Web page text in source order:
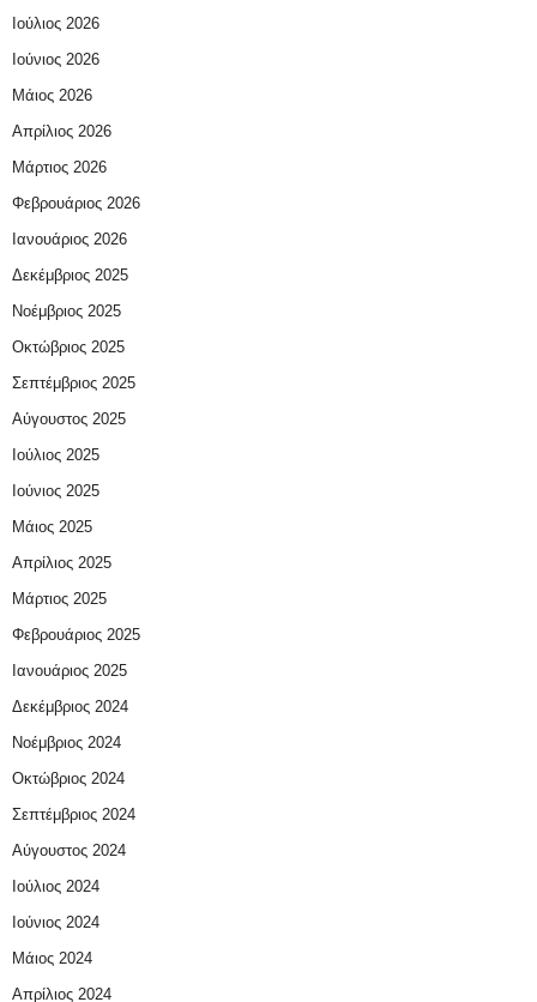
Ιούλιος 2026
Ιούνιος 2026
Μάιος 2026
Απρίλιος 2026
Μάρτιος 2026
Φεβρουάριος 2026
Ιανουάριος 2026
Δεκέμβριος 2025
Νοέμβριος 2025
Οκτώβριος 2025
Σεπτέμβριος 2025
Αύγουστος 2025
Ιούλιος 2025
Ιούνιος 2025
Μάιος 2025
Απρίλιος 2025
Μάρτιος 2025
Φεβρουάριος 2025
Ιανουάριος 2025
Δεκέμβριος 2024
Νοέμβριος 2024
Οκτώβριος 2024
Σεπτέμβριος 2024
Αύγουστος 2024
Ιούλιος 2024
Ιούνιος 2024
Μάιος 2024
Απρίλιος 2024